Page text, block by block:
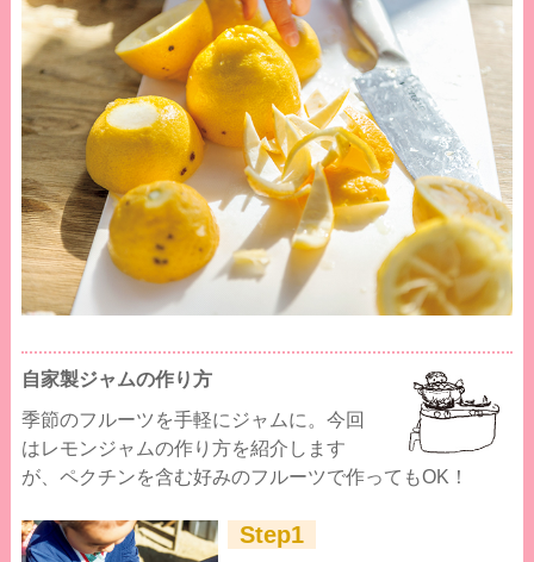
自家製ジャムの作り方
季節のフルーツを手軽にジャムに。今回
はレモンジャムの作り方を紹介します
が、ペクチンを含む好みのフルーツで作ってもOK！
Step1